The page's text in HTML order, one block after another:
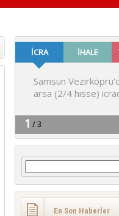
Arama:
En Son Haberler